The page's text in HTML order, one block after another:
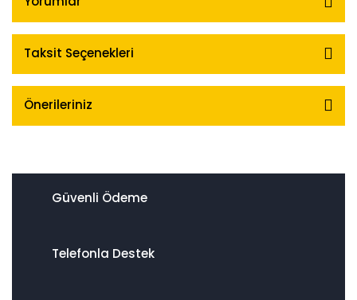
Taksit Seçenekleri
Önerileriniz
Güvenli Ödeme
Telefonla Destek